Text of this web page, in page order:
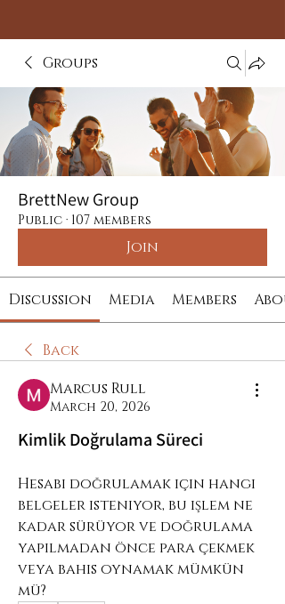
Groups
BrettNew Group
Public · 107 members
Join
Discussion Media Members
Back
Marcus Rull
March 20, 2026
Kimlik Doğrulama Süreci
Hesabı doğrulamak için hangi
belgeler isteniyor, bu işlem ne
kadar sürüyor ve doğrulama
yapılmadan önce para çekmek
veya bahis oynamak mümkün
mü?